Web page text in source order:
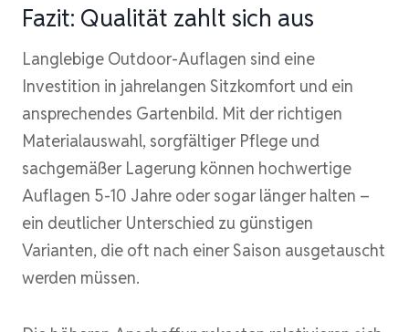
Fazit: Qualität zahlt sich aus
Langlebige Outdoor-Auflagen sind eine
Investition in jahrelangen Sitzkomfort und ein
ansprechendes Gartenbild. Mit der richtigen
Materialauswahl, sorgfältiger Pflege und
sachgemäßer Lagerung können hochwertige
Auflagen 5-10 Jahre oder sogar länger halten –
ein deutlicher Unterschied zu günstigen
Varianten, die oft nach einer Saison ausgetauscht
werden müssen.